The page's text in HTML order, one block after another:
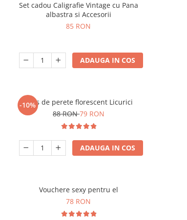
Set cadou Caligrafie Vintage cu Pana
albastra si Accesorii
85 RON
ADAUGA IN COS
-10%
Ceas de perete florescent Licurici
88 RON79 RON
ADAUGA IN COS
Vouchere sexy pentru el
78 RON